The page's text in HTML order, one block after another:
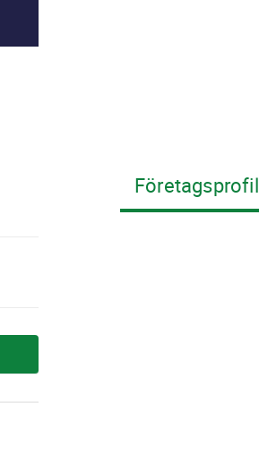
Företagsprofil